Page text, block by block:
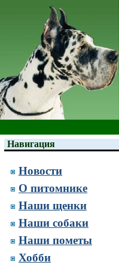
Навигация
Новости
О питомнике
Наши щенки
Наши собаки
Наши пометы
Хобби